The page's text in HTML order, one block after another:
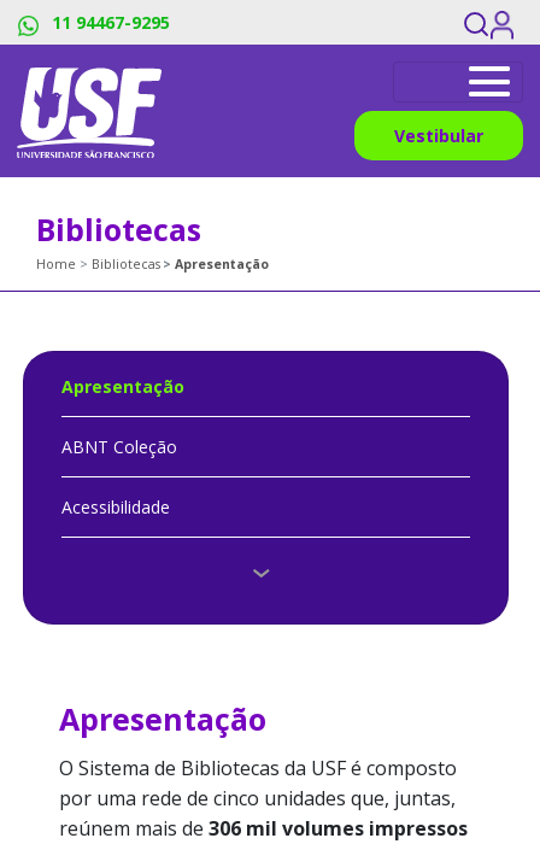
11 94467-9295
Vestibular
Bibliotecas
Home Bibliotecas Apresentação
Apresentação
ABNT Coleção
Acessibilidade
Base de Dados
Crie seu ORCID
Apresentação
O Sistema de Bibliotecas da USF é composto
por uma rede de cinco unidades que, juntas,
reúnem mais de 306 mil volumes impressos